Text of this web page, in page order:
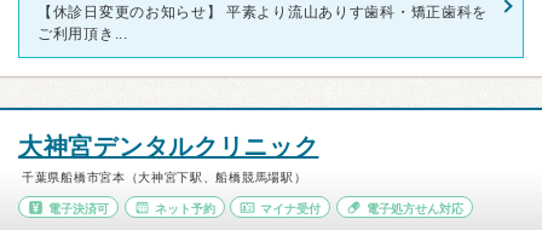
【休診日変更のお知らせ】 平素より流山ありす歯科・矯正歯科を
ご利用頂き...
大神宮デンタルクリニック
千葉県船橋市宮本（大神宮下駅、船橋競馬場駅）
電子決済可 ネット予約 マイナ受付 電子処方せん対応